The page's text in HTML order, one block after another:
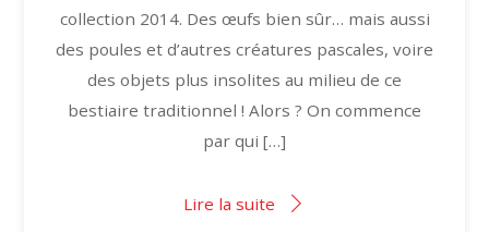
collection 2014. Des œufs bien sûr… mais aussi
des poules et d’autres créatures pascales, voire
des objets plus insolites au milieu de ce
bestiaire traditionnel ! Alors ? On commence
par qui […]
Lire la suite